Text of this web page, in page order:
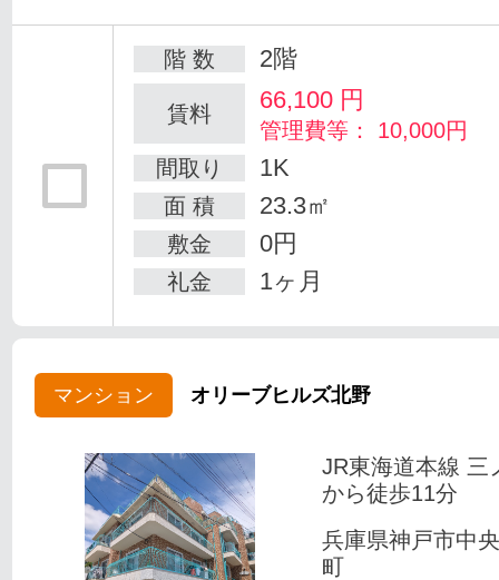
階 数 2階
賃料 66,100 円
管理費等： 10,000円
間取り
1K
面 積 23.3㎡
敷金 0円
礼金 1ヶ月
マンション オリーブヒルズ北野
JR東海道本線 三
から徒歩11分
兵庫県神戸市中
町